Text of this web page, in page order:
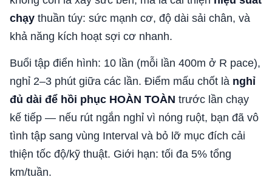
chạy thuần túy: sức mạnh cơ, độ dài sải chân, và
khả năng kích hoạt sợi cơ nhanh.
Buổi tập điển hình: 10 lần (mỗi lần 400m ở R pace),
nghỉ 2–3 phút giữa các lần. Điểm mấu chốt là nghỉ
đủ dài để hồi phục HOÀN TOÀN trước lần chạy
kế tiếp — nếu rút ngắn nghỉ vì nóng ruột, bạn đã vô
tình tập sang vùng Interval và bỏ lỡ mục đích cải
thiện tốc độ/kỹ thuật. Giới hạn: tối đa 5% tổng
km/tuần.